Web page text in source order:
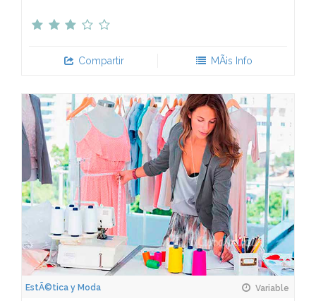
Compartir MÃ¡s Info
EstÃ©tica y Moda Variable